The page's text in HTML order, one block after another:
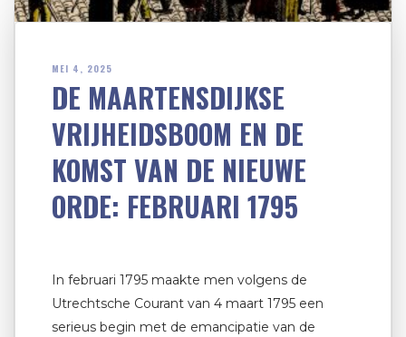
MEI 4, 2025
DE MAARTENSDIJKSE
VRIJHEIDSBOOM EN DE
KOMST VAN DE NIEUWE
ORDE: FEBRUARI 1795
In februari 1795 maakte men volgens de
Utrechtsche Courant van 4 maart 1795 een
serieus begin met de emancipatie van de